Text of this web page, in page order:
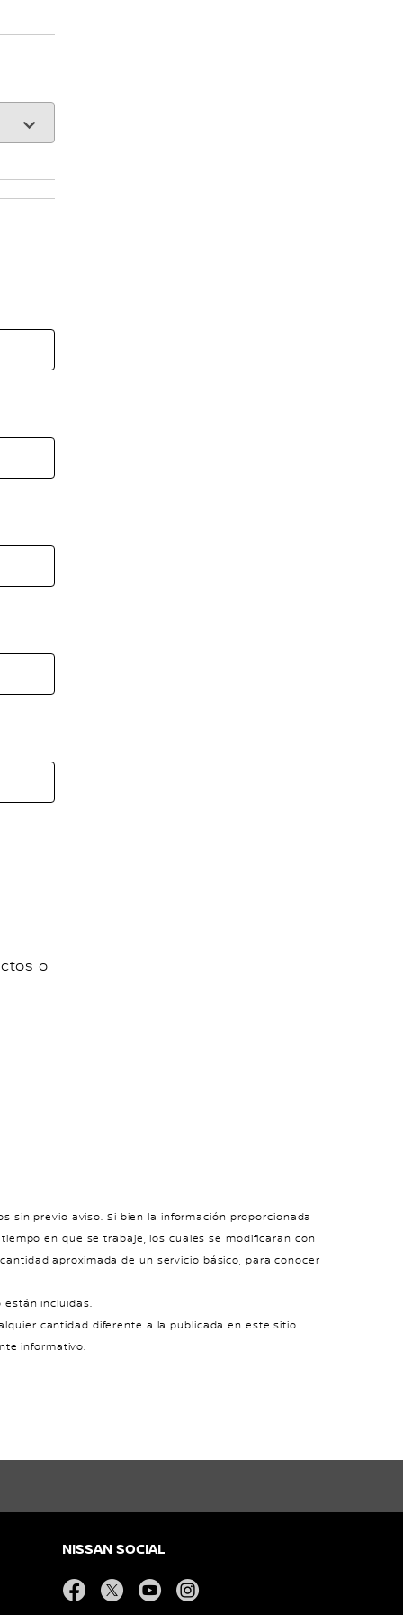
o
sin previo aviso. Si bien la información proporcionada
en que se trabaje, los cuales se modificaran con
aproximada de un servicio básico, para conocer
están incluidas.
cantidad diferente a la publicada en este sitio
informativo.
NISSAN SOCIAL
facebooktwitter youtube